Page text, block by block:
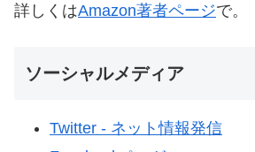
詳しくはAmazon著者ページで。
ソーシャルメディア
Twitter - ネット情報発信